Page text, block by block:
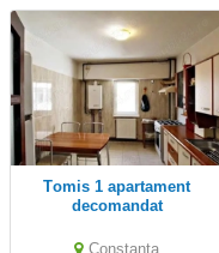
Tomis 1 apartament
decomandat
Constanta